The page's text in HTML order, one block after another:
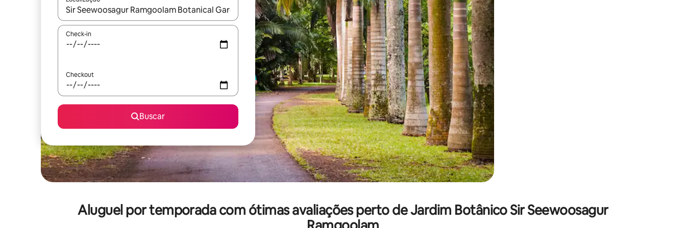
Quando os resultados estiverem disponíveis, explore-os usando as seta para cima e para baixo do teclado ou tocando e deslizando o dedo na tela.
Check-in
Checkout
Buscar
Aluguel por temporada com ótimas avaliações perto de Jardim Botânico Sir Seewoosagur